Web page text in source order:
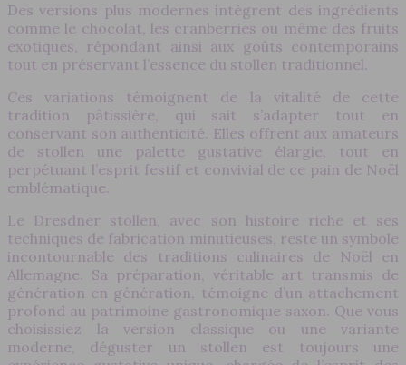
Des versions plus modernes intègrent des ingrédients
comme le chocolat, les cranberries ou même des fruits
exotiques, répondant ainsi aux goûts contemporains
tout en préservant l’essence du stollen traditionnel.
Ces variations témoignent de la vitalité de cette
tradition pâtissière, qui sait s’adapter tout en
conservant son authenticité. Elles offrent aux amateurs
de stollen une palette gustative élargie, tout en
perpétuant l’esprit festif et convivial de ce pain de Noël
emblématique.
Le Dresdner stollen, avec son histoire riche et ses
techniques de fabrication minutieuses, reste un symbole
incontournable des traditions culinaires de Noël en
Allemagne. Sa préparation, véritable art transmis de
génération en génération, témoigne d’un attachement
profond au patrimoine gastronomique saxon. Que vous
choisissiez la version classique ou une variante
moderne, déguster un stollen est toujours une